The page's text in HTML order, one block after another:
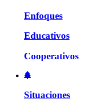
Enfoques
Educativos
Cooperativos
Situaciones